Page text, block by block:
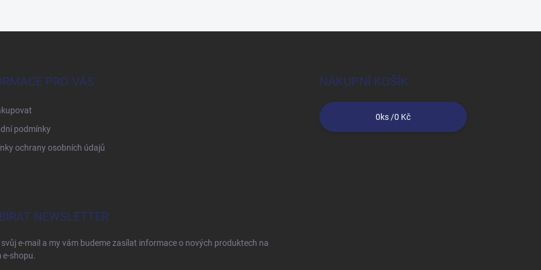
PRO VÁS
podmínky
ochrany osobních údajů
NÁKUPNÍ KOŠÍK
0ks /0 Kč
NEWSLETTER
e-mail a my vám budeme zasílat informace o nových produktech na
e-shopu.